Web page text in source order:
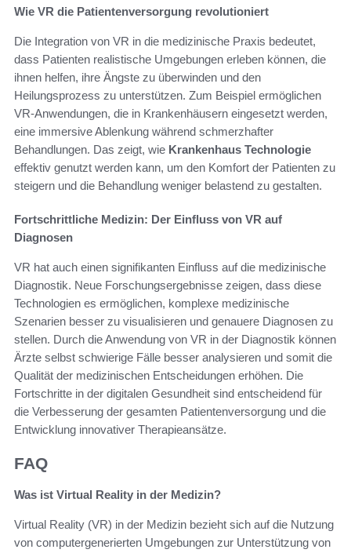
Wie VR die Patientenversorgung revolutioniert
Die Integration von VR in die medizinische Praxis bedeutet,
dass Patienten realistische Umgebungen erleben können, die
ihnen helfen, ihre Ängste zu überwinden und den
Heilungsprozess zu unterstützen. Zum Beispiel ermöglichen
VR-Anwendungen, die in Krankenhäusern eingesetzt werden,
eine immersive Ablenkung während schmerzhafter
Behandlungen. Das zeigt, wie Krankenhaus Technologie
effektiv genutzt werden kann, um den Komfort der Patienten zu
steigern und die Behandlung weniger belastend zu gestalten.
Fortschrittliche Medizin: Der Einfluss von VR auf
Diagnosen
VR hat auch einen signifikanten Einfluss auf die medizinische
Diagnostik. Neue Forschungsergebnisse zeigen, dass diese
Technologien es ermöglichen, komplexe medizinische
Szenarien besser zu visualisieren und genauere Diagnosen zu
stellen. Durch die Anwendung von VR in der Diagnostik können
Ärzte selbst schwierige Fälle besser analysieren und somit die
Qualität der medizinischen Entscheidungen erhöhen. Die
Fortschritte in der digitalen Gesundheit sind entscheidend für
die Verbesserung der gesamten Patientenversorgung und die
Entwicklung innovativer Therapieansätze.
FAQ
Was ist Virtual Reality in der Medizin?
Virtual Reality (VR) in der Medizin bezieht sich auf die Nutzung
von computergenerierten Umgebungen zur Unterstützung von